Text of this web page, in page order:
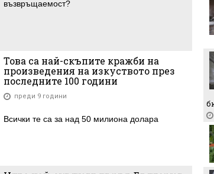
възвръщаемост?
Това са най-скъпите кражби на
произведения на изкуството през
последните 100 години
преди 9 години
Всички те са за над 50 милиона долара